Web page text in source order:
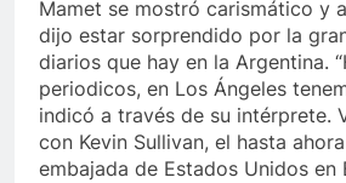
Mamet se mostró carismático y
dijo estar sorprendido por la
diarios que hay en la Argentina.
periodicos, en Los Ángeles
indicó a través de su intérprete.
con Kevin Sullivan, el hasta
embajada de Estados Unidos en